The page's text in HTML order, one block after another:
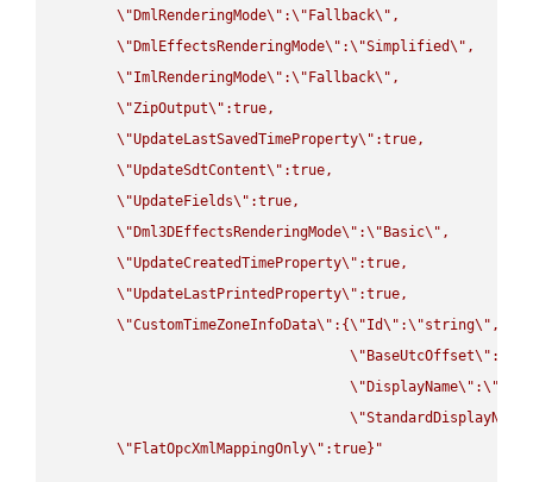
\" DmlRenderingMode\" :\" Fallback\" ,
\" DmlEffectsRenderingMode\" :\"Simplified\" ,
\"ImlRenderingMode\" :\" Fallback\" ,
\"ZipOutput\" :true,
\"UpdateLastSavedTimeProperty\" :true,
\"UpdateSdtContent\" :true,
\"UpdateFields\" :true,
\" Dml3DEffectsRenderingMode\" :\" Basic\" ,
\"UpdateCreatedTimeProperty\" :true,
\"UpdateLastPrintedProperty\" :true,
\"CustomTimeZoneInfoData\" :{\"Id\" :\"string\" ,
\" BaseUtcOffset\" :
\" DisplayName\" :\"
\"StandardDisplayName
\" FlatOpcXmlMappingOnly\" :true}"